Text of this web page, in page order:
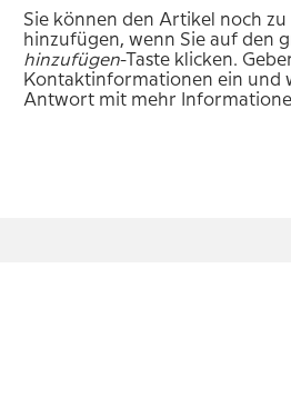
Sie können den Artikel noch
hinzufügen, wenn Sie auf den
hinzufügen-Taste klicken.
Kontaktinformationen ein und
Antwort mit mehr